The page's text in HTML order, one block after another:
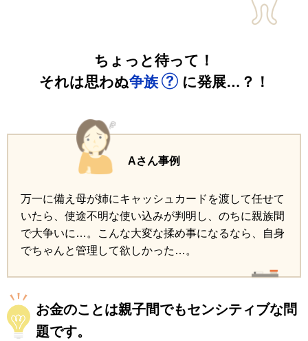
ちょっと待って！
それは思わぬ争族 に発展…？！
Aさん事例
万一に備え母が姉にキャッシュカードを渡して任せて
いたら、使途不明な使い込みが判明し、のちに親族間
で大争いに…。こんな大変な揉め事になるなら、自身
でちゃんと管理して欲しかった…。
お金のことは親子間でもセンシティブな問
題です。